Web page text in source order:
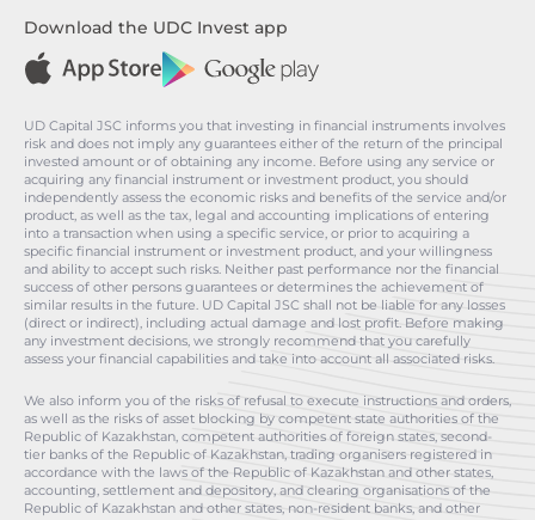
Download the UDC Invest app
UD Capital JSC informs you that investing in financial instruments involves
risk and does not imply any guarantees either of the return of the principal
invested amount or of obtaining any income. Before using any service or
acquiring any financial instrument or investment product, you should
independently assess the economic risks and benefits of the service and/or
product, as well as the tax, legal and accounting implications of entering
into a transaction when using a specific service, or prior to acquiring a
specific financial instrument or investment product, and your willingness
and ability to accept such risks. Neither past performance nor the financial
success of other persons guarantees or determines the achievement of
similar results in the future. UD Capital JSC shall not be liable for any losses
(direct or indirect), including actual damage and lost profit. Before making
any investment decisions, we strongly recommend that you carefully
assess your financial capabilities and take into account all associated risks.
We also inform you of the risks of refusal to execute instructions and orders,
as well as the risks of asset blocking by competent state authorities of the
Republic of Kazakhstan, competent authorities of foreign states, second-
tier banks of the Republic of Kazakhstan, trading organisers registered in
accordance with the laws of the Republic of Kazakhstan and other states,
accounting, settlement and depository, and clearing organisations of the
Republic of Kazakhstan and other states, non-resident banks, and other